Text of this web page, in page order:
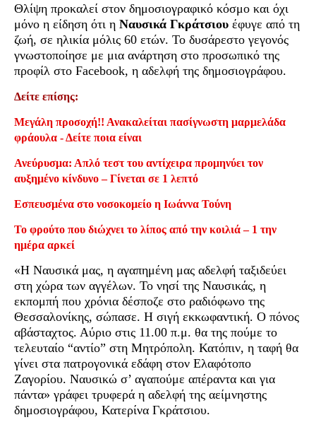
Θλίψη προκαλεί στον δημοσιογραφικό κόσμο και όχι
μόνο η είδηση ότι η Ναυσικά Γκράτσιου έφυγε από τη
ζωή, σε ηλικία μόλις 60 ετών. Το δυσάρεστο γεγονός
γνωστοποίησε με μια ανάρτηση στο προσωπικό της
προφίλ στο Facebook, η αδελφή της δημοσιογράφου.
Δείτε επίσης:
Μεγάλη προσοχή!! Ανακαλείται πασίγνωστη μαρμελάδα
φράουλα - Δείτε ποια είναι
Ανεύρυσμα: Απλό τεστ του αντίχειρα προμηνύει τον
αυξημένο κίνδυνο – Γίνεται σε 1 λεπτό
Εσπευσμένα στο νοσοκομείο η Ιωάννα Τούνη
Το φρούτο που διώχνει το λίπος από την κοιλιά – 1 την
ημέρα αρκεί
«Η Ναυσικά μας, η αγαπημένη μας αδελφή ταξιδεύει
στη χώρα των αγγέλων. Το νησί της Ναυσικάς, η
εκπομπή που χρόνια δέσποζε στο ραδιόφωνο της
Θεσσαλονίκης, σώπασε. Η σιγή εκκωφαντική. Ο πόνος
αβάσταχτος. Αύριο στις 11.00 π.μ. θα της πούμε το
τελευταίο “αντίο” στη Μητρόπολη. Κατόπιν, η ταφή θα
γίνει στα πατρογονικά εδάφη στον Ελαφότοπο
Ζαγορίου. Ναυσικώ σ’ αγαπούμε απέραντα και για
πάντα» γράφει τρυφερά η αδελφή της αείμνηστης
δημοσιογράφου, Κατερίνα Γκράτσιου.